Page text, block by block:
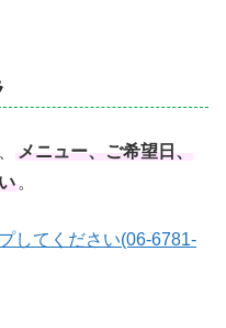
メニュー、ご希望日、
。
してください(06-6781-